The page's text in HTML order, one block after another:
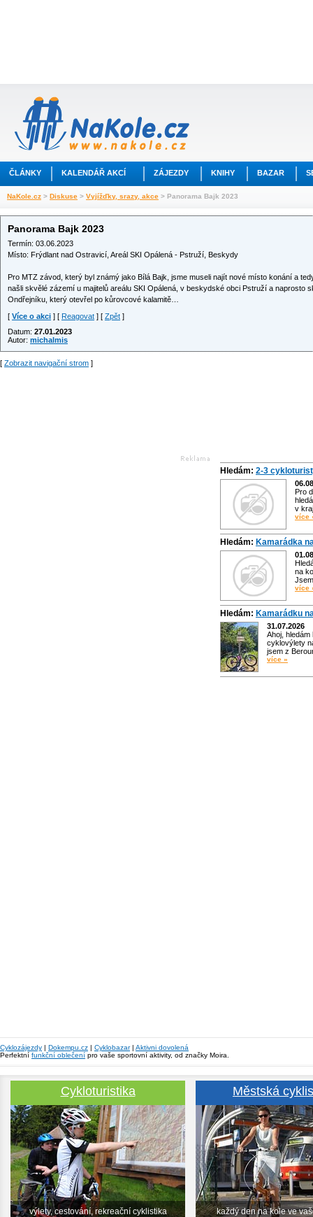
ČLÁNKY KALENDÁŘ AKCÍ ZÁJEZDY KNIHY BAZAR
NaKole.cz > Diskuse > Vyjížďky, srazy, akce > Panorama Bajk 2023
Panorama Bajk 2023
Termín: 03.06.2023
Místo: Frýdlant nad Ostravicí, Areál SKI Opálená - Pstruží, Beskydy
Pro MTZ závod, který byl známý jako Bílá Bajk, jsme museli najít nové místo konání a
našli skvělé zázemí u majitelů areálu SKI Opálená, v beskydské obci Pstruží a naprosto
Ondřejníku, který otevřel po kůrovcové kalamitě…
[ Více o akci ] [ Reagovat ] [ Zpět ]
Datum: 27.01.2023
Autor: michalmis
[ Zobrazit navigační strom ]
Hledám: 2-3
Pro
v
více
Hledám: Kamarádka
na
více
Hledám: Kamarádku
31.07.2026
Ahoj,
cyklovýlety
jsem z
více »
Cyklozájezdy | Dokempu.cz | Cyklobazar| Aktivni dovolená
Perfektní funkční oblečení pro vaše sportovní aktivity, od značky Moira.
Cykloturistika
výlety, cestování, rekreační cyklistika
Městská
každý den na kole ve